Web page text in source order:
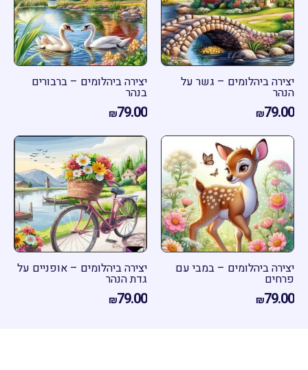
ביהלומים – גשר על
₪
יצירה ביהלומים – ברבורים
₪79.00
ביהלומים – במבי עם
₪
יצירה ביהלומים – אופניים על
גדת הנהר
₪79.00